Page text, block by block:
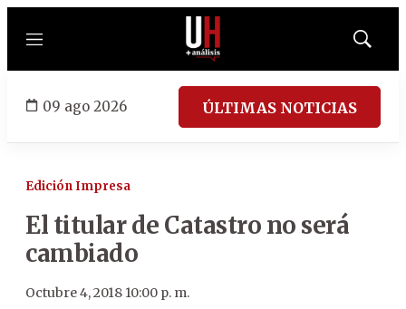
Menú
Mostrar
09 ago 2026 ÚLTIMAS NOTICIAS
Edición Impresa
El titular de Catastro no será
cambiado
Octubre 4, 2018 10:00 p. m.